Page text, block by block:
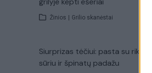
Žinios Grilio skanėstai
Siurprizas tėčiui: pasta su rikotos
sūriu ir špinatų padažu